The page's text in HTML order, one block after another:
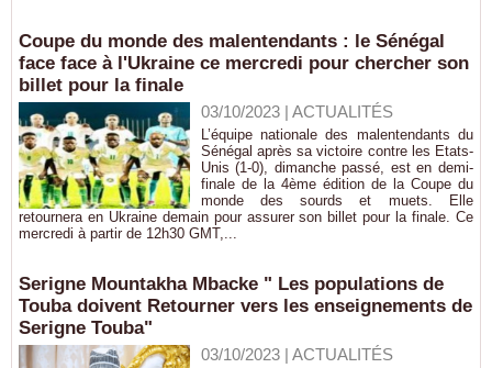
Coupe du monde des malentendants : le Sénégal
face face à l'Ukraine ce mercredi pour chercher son
billet pour la finale
03/10/2023| ACTUALITÉS
L’équipe nationale des malentendants du
Sénégal après sa victoire contre les Etats-
Unis (1-0), dimanche passé, est en demi-
finale de la 4ème édition de la Coupe du
monde des sourds et muets. Elle
retournera en Ukraine demain pour assurer son billet pour la finale. Ce
mercredi à partir de 12h30 GMT,...
Serigne Mountakha Mbacke " Les populations de
Touba doivent Retourner vers les enseignements de
Serigne Touba"
03/10/2023| ACTUALITÉS